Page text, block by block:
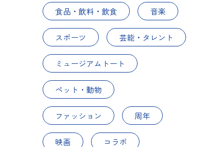
食品・飲料・飲食 音楽
スポーツ 芸能・タレント
ミュージアムトート
ペット・動物
ファッション 周年
映画 コラボ